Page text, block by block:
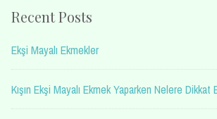
Recent Posts
Ekşi Mayalı Ekmekler
Kışın Ekşi Mayalı Ekmek Yaparken Nelere Dikkat